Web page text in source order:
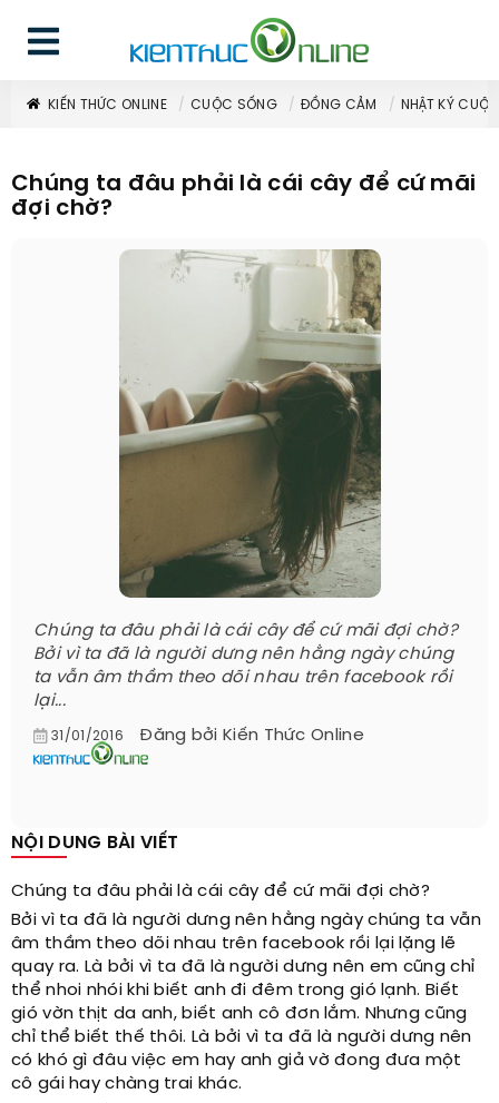
KIẾN THỨC ONLINE CUỘC SỐNG ĐỒNG CẢM NHẬT KÝ
Chúng ta đâu phải là cái cây để cứ mãi
đợi chờ?
Chúng ta đâu phải là cái cây để cứ mãi đợi chờ?
Bởi vì ta đã là người dưng nên hằng ngày chúng
ta vẫn âm thầm theo dõi nhau trên facebook rồi
lại...
31/01/2016 Đăng bởi Kiến Thức Online
NỘI DUNG BÀI VIẾT
Chúng ta đâu phải là cái cây để cứ mãi đợi chờ?
Bởi vì ta đã là người dưng nên hằng ngày chúng ta vẫn
âm thầm theo dõi nhau trên facebook rồi lại lặng lẽ
quay ra. Là bởi vì ta đã là người dưng nên em cũng chỉ
thể nhoi nhói khi biết anh đi đêm trong gió lạnh. Biết
gió vờn thịt da anh, biết anh cô đơn lắm. Nhưng cũng
chỉ thể biết thế thôi. Là bởi vì ta đã là người dưng nên
có khó gì đâu việc em hay anh giả vờ đong đưa một
cô gái hay chàng trai khác.